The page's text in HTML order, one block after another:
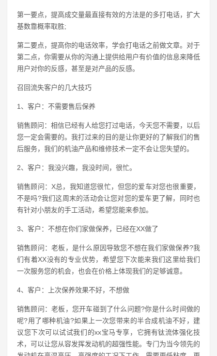
第一要点，提高成交量最直接有效的方法是的多打电话，扩大
基数靠概率取胜;
第二要点，提高你的电话效率，学会打电话之前做文章。对于
第二点，你需要从你的沟通上提供给用户有价值的信息来降低
用户对你的反感，甚至是对产品的反感。
召回流失客户的几大技巧
1、客户：不需要售后保养
销售顾问：相信已经有人给您打过电话，今天您不需要，以后
您一定会需要的。我打过来的目的是让你更好的了解我们的售
后服务，我们的机油产品和维修技术一定不会让您失望的。
2、客户：我没兴趣，我没时间，很忙。
销售顾问：X总，我知道您很忙，但您的爱车对您也很重要，
不是吗?我们这周末的活动会让您对您的爱车更了解，同时也
有针对小朋友的手工活动，希望您能来参加。
3、客户：不想在你们家做保养，已经在XX做了
销售顾问：老板，是什么原因导致您不想在我们家做保养?我
们有着XX没有的专业优势，希望您下次能来我们这里给我们
一次服务您的机会，也会在价格上体现我们的足够诚意。
4、客户：上次保养效果不好，不想做
销售顾问：老板，您开车碰到了什么问题?你是什么时间做的
呢?用了哪种机油?如果上一次您带来的半合成机油不好，建
议您下次可以试试我们的xx宝马专享，它拥有钛流体强化技
术，可以让您从容发挥发动机的超强性能。专门为当今领先的